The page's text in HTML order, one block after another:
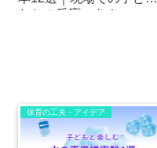
たちの反応つき！
保育の工夫・アイデア